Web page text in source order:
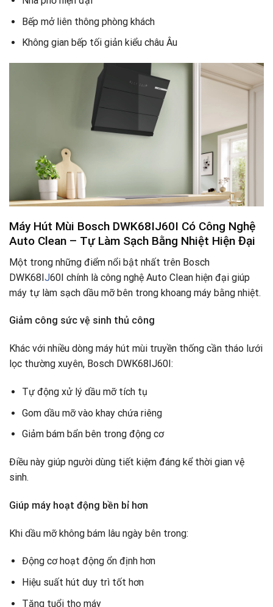
Bếp mở liên thông phòng khách
Không gian bếp tối giản kiểu châu Âu
Máy Hút Mùi Bosch DWK68IJ60I Có Công Nghệ
Auto Clean – Tự Làm Sạch Bằng Nhiệt Hiện Đại
Một trong những điểm nổi bật nhất trên Bosch
DWK68IJ60I chính là công nghệ Auto Clean hiện đại giúp
máy tự làm sạch dầu mỡ bên trong khoang máy bằng nhiệt.
Giảm công sức vệ sinh thủ công
Khác với nhiều dòng máy hút mùi truyền thống cần tháo lưới
lọc thường xuyên, Bosch DWK68IJ60I:
Tự động xử lý dầu mỡ tích tụ
Gom dầu mỡ vào khay chứa riêng
Giảm bám bẩn bên trong động cơ
Điều này giúp người dùng tiết kiệm đáng kể thời gian vệ
sinh.
Giúp máy hoạt động bền bỉ hơn
Khi dầu mỡ không bám lâu ngày bên trong:
Động cơ hoạt động ổn định hơn
Hiệu suất hút duy trì tốt hơn
Tăng tuổi thọ máy